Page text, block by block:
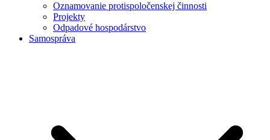
Oznamovanie protispoločenskej činnosti
Projekty
Odpadové hospodárstvo
Samospráva